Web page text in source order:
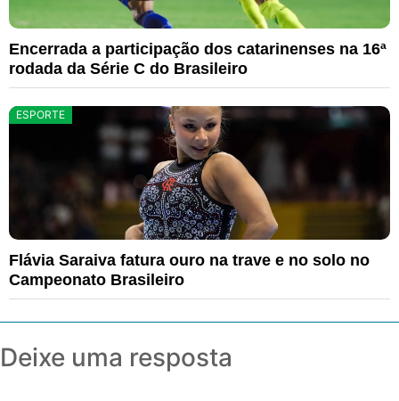
Encerrada a participação dos catarinenses na 16ª
rodada da Série C do Brasileiro
ESPORTE
Flávia Saraiva fatura ouro na trave e no solo no
Campeonato Brasileiro
Deixe uma resposta